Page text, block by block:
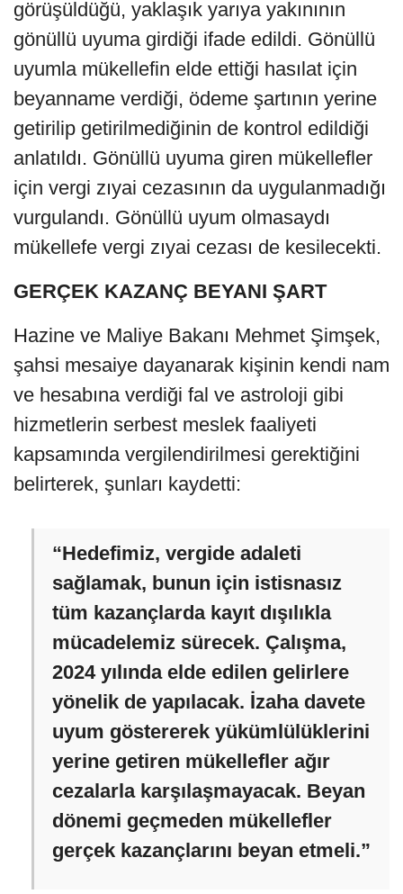
görüşüldüğü, yaklaşık yarıya yakınının
gönüllü uyuma girdiği ifade edildi. Gönüllü
uyumla mükellefin elde ettiği hasılat için
beyanname verdiği, ödeme şartının yerine
getirilip getirilmediğinin de kontrol edildiği
anlatıldı. Gönüllü uyuma giren mükellefler
için vergi zıyai cezasının da uygulanmadığı
vurgulandı. Gönüllü uyum olmasaydı
mükellefe vergi zıyai cezası de kesilecekti.
GERÇEK KAZANÇ BEYANI ŞART
Hazine ve Maliye Bakanı Mehmet Şimşek,
şahsi mesaiye dayanarak kişinin kendi nam
ve hesabına verdiği fal ve astroloji gibi
hizmetlerin serbest meslek faaliyeti
kapsamında vergilendirilmesi gerektiğini
belirterek, şunları kaydetti:
“Hedefimiz, vergide adaleti
sağlamak, bunun için istisnasız
tüm kazançlarda kayıt dışılıkla
mücadelemiz sürecek. Çalışma,
2024 yılında elde edilen gelirlere
yönelik de yapılacak. İzaha davete
uyum göstererek yükümlülüklerini
yerine getiren mükellefler ağır
cezalarla karşılaşmayacak. Beyan
dönemi geçmeden mükellefler
gerçek kazançlarını beyan etmeli.”